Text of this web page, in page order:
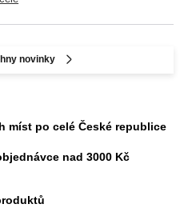
novinky
míst po celé České republice
nad 3000 Kč